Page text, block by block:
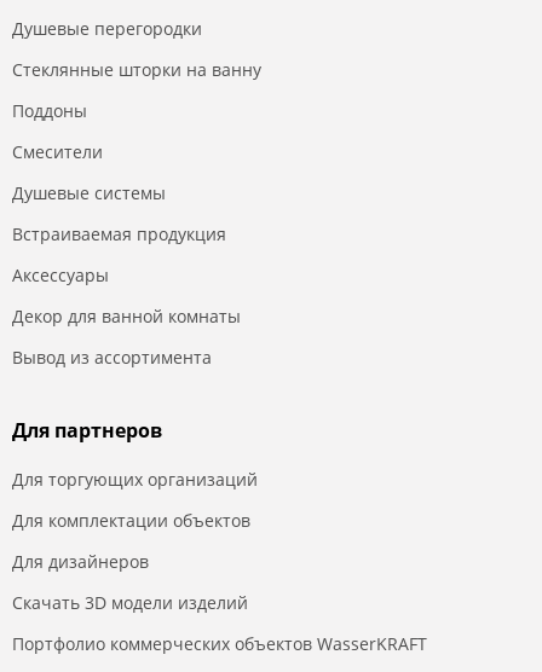
Душевые перегородки
Стеклянные шторки на ванну
Поддоны
Смесители
Душевые системы
Встраиваемая продукция
Аксессуары
Декор для ванной комнаты
Вывод из ассортимента
Для партнеров
Для торгующих организаций
Для комплектации объектов
Для дизайнеров
Скачать 3D модели изделий
Портфолио коммерческих объектов WasserKRAFT